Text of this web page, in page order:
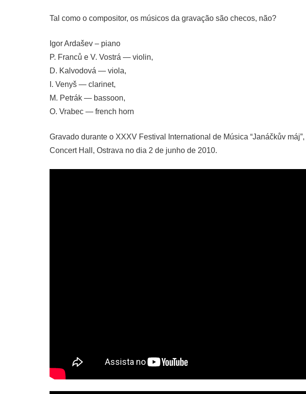
Tal como o compositor, os músicos da gravação são checos, não?
Igor Ardašev – piano
P. Franců e V. Vostrá — violin,
D. Kalvodová — viola,
I. Venyš — clarinet,
M. Petrák — bassoon,
O. Vrabec — french horn
Gravado durante o XXXV Festival International de Música “Janáčkův
Concert Hall, Ostrava no dia 2 de junho de 2010.